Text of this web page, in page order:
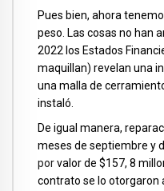
Pues bien, ahora
peso. Las cosas no han
2022 los Estados
maquillan) revelan una
una malla de
instaló.
De igual manera,
meses de septiembre y
porvalor de $157, 8
contrato se lo otorgaron